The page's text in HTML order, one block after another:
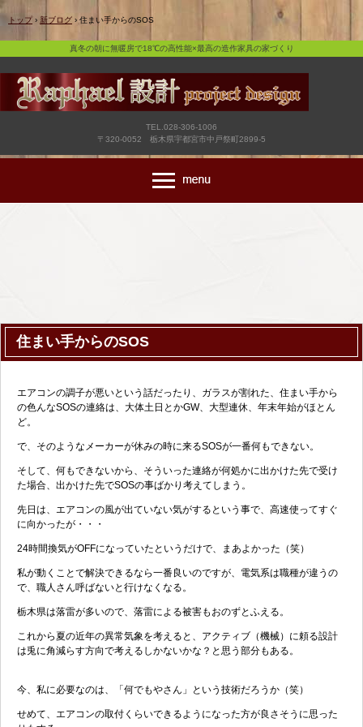
真冬の朝に無暖房で18℃の高性能×最高の造作家具の家づくり
トップ › 新ブログ › 住まい手からのSOS
真冬の朝に無暖房で18℃の高性能×最高の造作家具の家づくり
TEL.028-306-1006
〒320-0052 栃木県宇都宮市中戸祭町2899-5
住まい手からのSOS
エアコンの調子が悪いという話だったり、ガラスが割れた、住まい手から
の色んなSOSの連絡は、大体土日とかGW、大型連休、年末年始がほとん
ど。
で、そのようなメーカーが休みの時に来るSOSが一番何もできない。
そして、何もできないから、そういった連絡が何処かに出かけた先で受け
た場合、出かけた先でSOSの事ばかり考えてしまう。
先日は、エアコンの風が出ていない気がするという事で、高速使ってすぐ
に向かったが・・・
24時間換気がOFFになっていたというだけで、まあよかった（笑）
私が動くことで解決できるなら一番良いのですが、電気系は職種が違うの
で、職人さん呼ばないと行けなくなる。
栃木県は落雷が多いので、落雷による被害もおのずとふえる。
これから夏の近年の異常気象を考えると、アクティブ（機械）に頼る設計
は兎に角減らす方向で考えるしかないかな？と思う部分もある。
今、私に必要なのは、「何でもやさん」という技術だろうか（笑）
せめて、エアコンの取付くらいできるようになった方が良さそうに思った